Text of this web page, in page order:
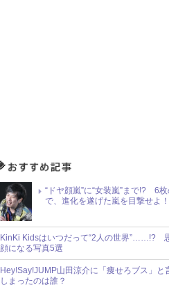
“ドヤ顔嵐”に“女装嵐”まで!? 6
で、進化を遂げた嵐を目撃せよ！
KinKi Kidsはいつだって“2人の世界”……!?
顔になる写真5選
Hey!Say!JUMP山田涼介に「痩せろブス」と
しまったのは誰？